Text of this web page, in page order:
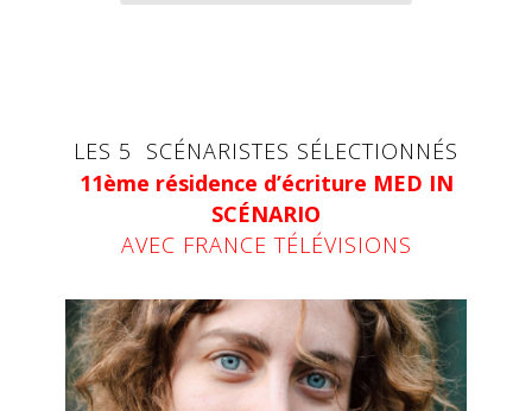
LES 5 SCÉNARISTES SÉLECTIONNÉS
11ème résidence d’écriture MED IN
SCÉNARIO
AVEC FRANCE TÉLÉVISIONS